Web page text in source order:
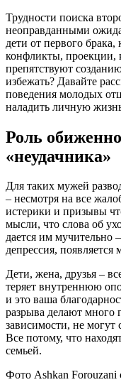
Трудности поиска
неоправданными
дети от первого
конфликты, проекции,
препятствуют
избежать? Давайте
поведения молодых
наладить личную
Роль
«неудачника»
Для таких мужей
– несмотря на все
истерики и призывы
мысли, что слова об
дается им мучительно
депрессия,
Дети, жена, друзья –
теряет внутреннюю
и это ваша
разрыва делают много
зависимости, не могут
Все потому, что
семьей.
Фото Ashkan Forouzani